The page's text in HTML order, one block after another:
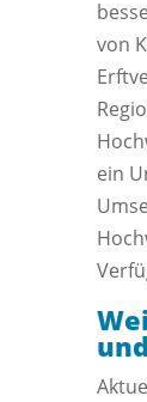
von
ein